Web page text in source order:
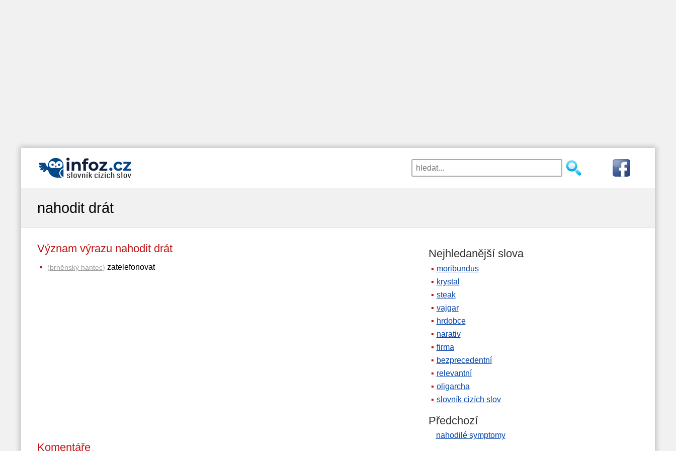
nahodit drát
Význam výrazu nahodit drát
(brněnský hantec) zatelefonovat
Komentáře
Nejhledanější slova
moribundus
krystal
steak
vajgar
hrdobce
narativ
firma
bezprecedentní
relevantní
oligarcha
slovník cizích slov
Předchozí
nahodilé symptomy